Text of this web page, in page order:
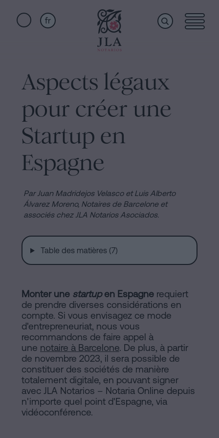
fr
Services
Qui
sommes-
nous
Installations
Notaire
en
ligne
Blog
Contacter
rapides
Serment
de
Nationalité
Notaire
Successions
Barcelone
Acte
de
Vente
à
Dissolution
de
couple
de
fait
à
Barcelone
Notaire
en
Aspects légaux
pour créer une
Startup en
Espagne
Par Juan Madridejos Velasco et Luis Alberto
Álvarez Moreno, Notaires de Barcelone et
associés chez JLA Notarios Asociados.
Table des matières (7)
Monter une startupen Espagne requiert
de prendre diverses considérations en
compte. Si vous envisagez ce mode
d'entrepreneuriat, nous vous
recommandons de faire appel à
une notaire à Barcelone. De plus, à partir
de novembre 2023, il sera possible de
constituer des sociétés de manière
totalement digitale, en pouvant signer
avec JLA Notarios – Notaria Online depuis
n'importe quel point d'Espagne, via
vidéoconférence.